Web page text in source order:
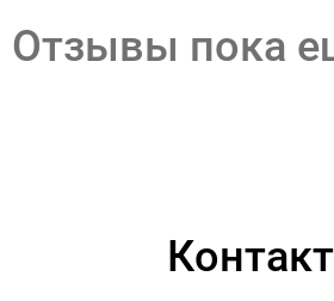
Отзывы пока